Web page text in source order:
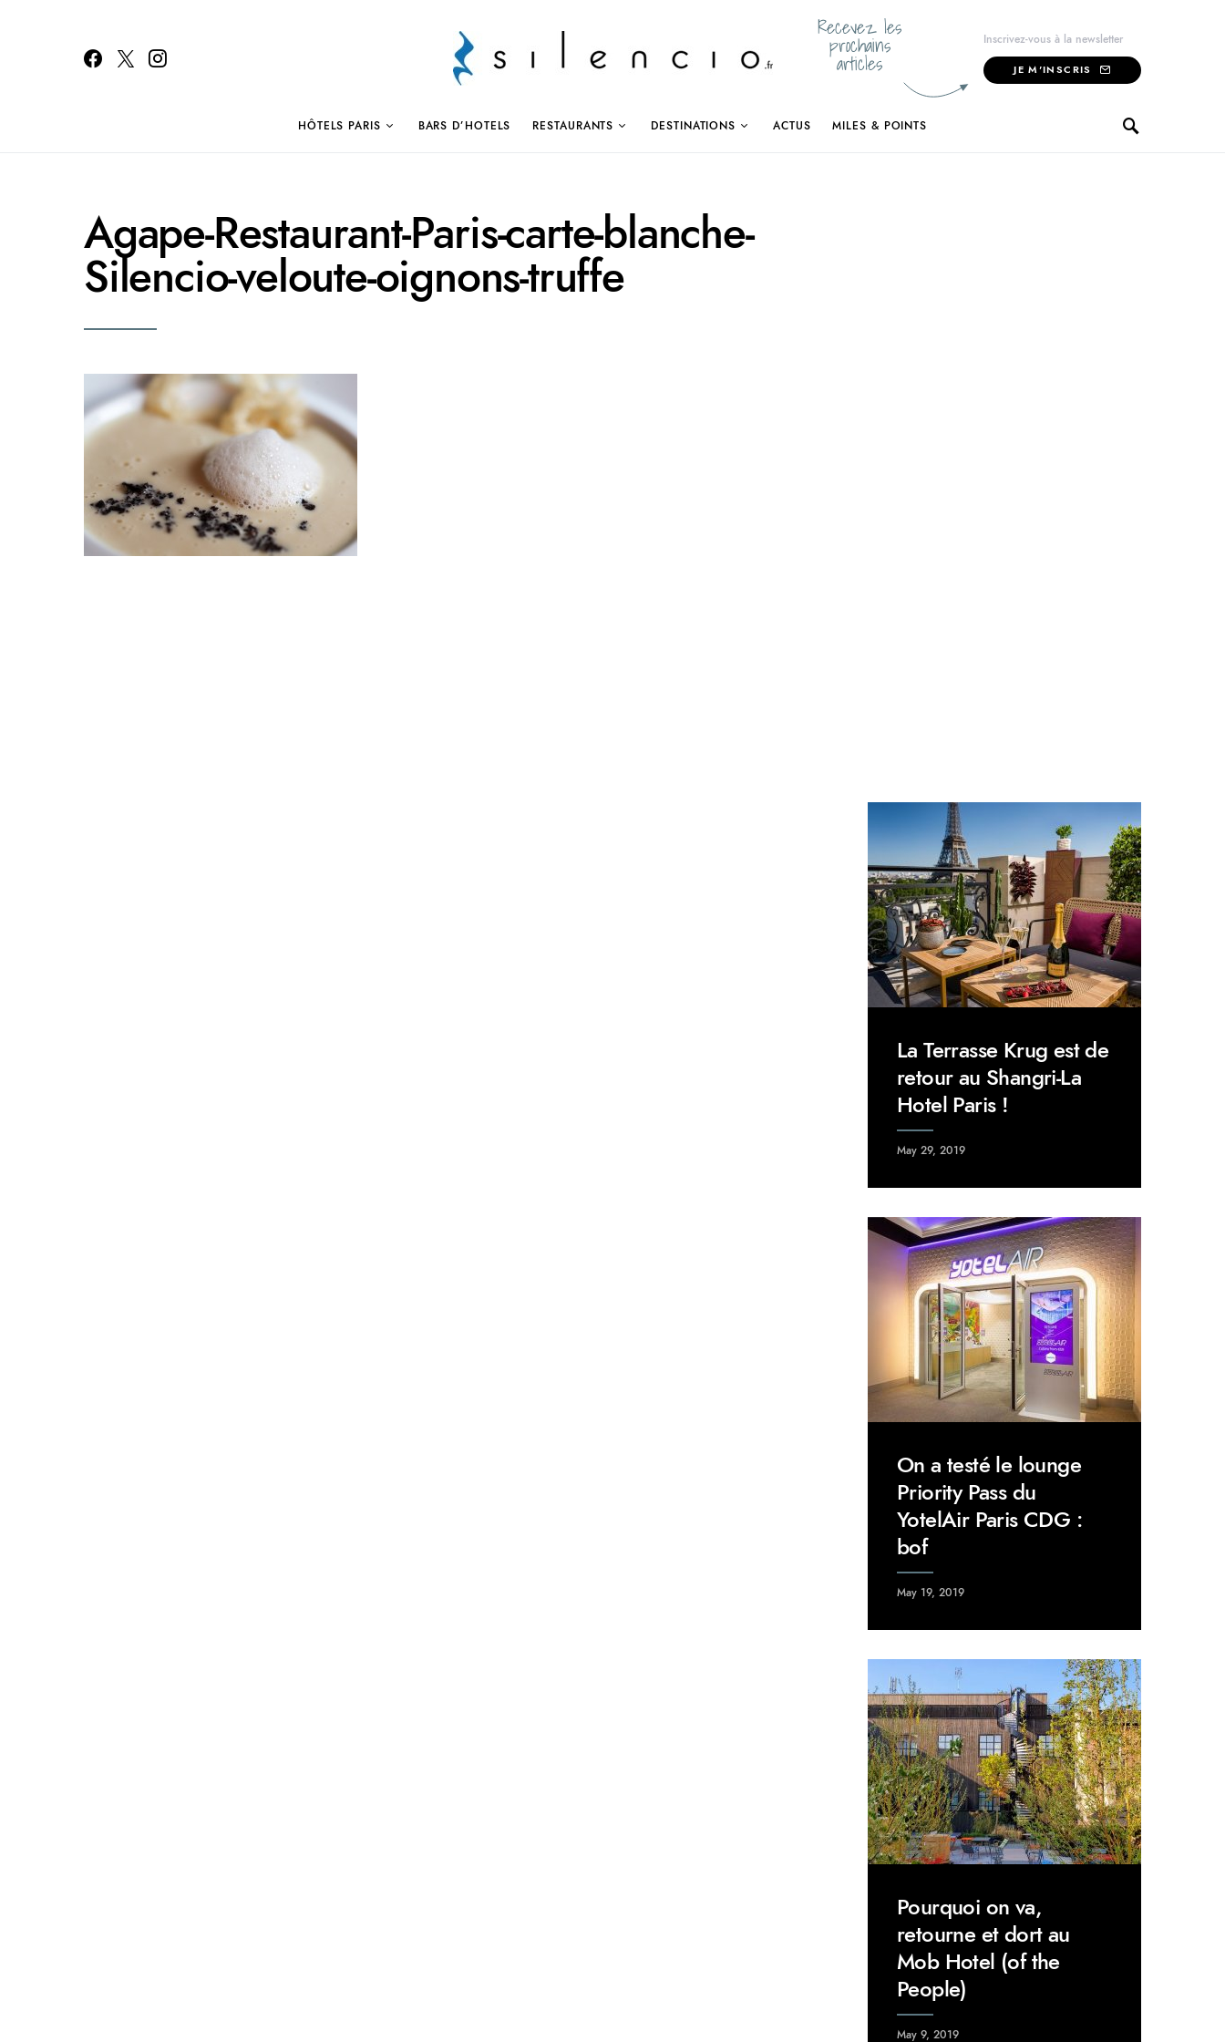
Recevez les
prochains
articles
Inscrivez-vous à la newsletter
JE M'INSCRIS
HÔTELS PARIS BARS D’HOTELS RESTAURANTS DESTINATIONS ACTUS MILES & POINTS
Agape-Restaurant-Paris-carte-blanche-
Silencio-veloute-oignons-truffe
La Terrasse Krug est de
retour au Shangri-La
Hotel Paris !
May 29, 2019
On a testé le lounge
Priority Pass du
YotelAir Paris CDG :
bof
May 19, 2019
Pourquoi on va,
retourne et dort au
Mob Hotel (of the
People)
May 9, 2019